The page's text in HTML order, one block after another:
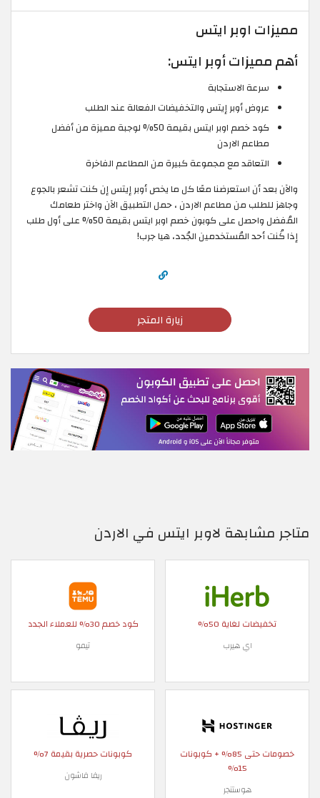
مميزات اوبر ايتس
أهم مميزات أوبر ايتس:
سرعة الاستجابة
عروض أوبر إيتس والتخفيضات الفعالة عند الطلب
كود خصم اوبر ايتس بقيمة 50% لوجبة مميزة من أفضل
مطاعم الاردن
التعاقد مع مجموعة كبيرة من المطاعم الفاخرة
والآن بعد أن استعرضنا معًا كل ما يخص أوبر إيتس إن كنت تشعر بالجوع
وجاهز للطلب من مطاعم الاردن ، حمل التطبيق الآن واختر طعامك
المُفضل واحصل على كوبون خصم اوبر ايتس بقيمة 50% على أول طلب
إذا كُنت أحد المُستخدمين الجُدد، هيا جرب!
زيارة المتجر
متاجر مشابهة لاوبر ايتس في الاردن
تخفيضات لغاية 50%
اي هيرب
كود خصم 30% للعملاء الجدد
تيمو
خصومات حتى 85% + كوبونات
15%
هوستنجر
كوبونات حصرية بقيمة 7%
ريفا فاشون